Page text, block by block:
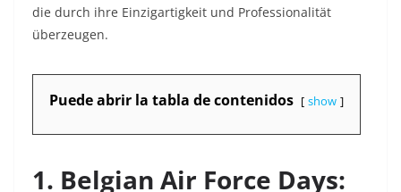
die durch ihre Einzigartigkeit und Professionalität
überzeugen.
Puede abrir la tabla de contenidos show
1. Belgian Air Force Days: